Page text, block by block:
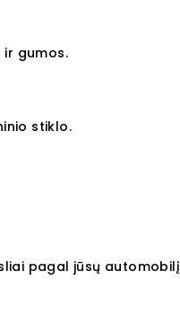
gumos.
stiklo.
pagal jūsų automobilį